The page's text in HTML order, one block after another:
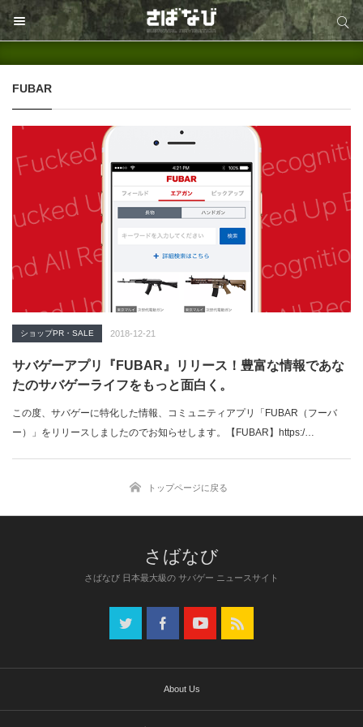
サイト内検索
FUBAR
ショップPR・SALE 2018-12-21
サバゲーアプリ『FUBAR』リリース！豊富な情報であな
たのサバゲーライフをもっと面白く。
この度、サバゲーに特化した情報、コミュニティアプリ「FUBAR（フーバ
ー）」をリリースしましたのでお知らせします。【FUBAR】https:/…
トップページに戻る
さばなび 日本最大級の サバゲー ニュースサイト
About Us
サイト内検索